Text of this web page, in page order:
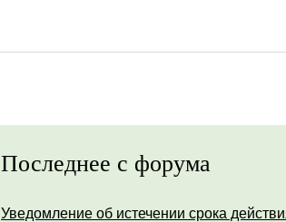
Последнее с форума
Уведомление об истечении срока